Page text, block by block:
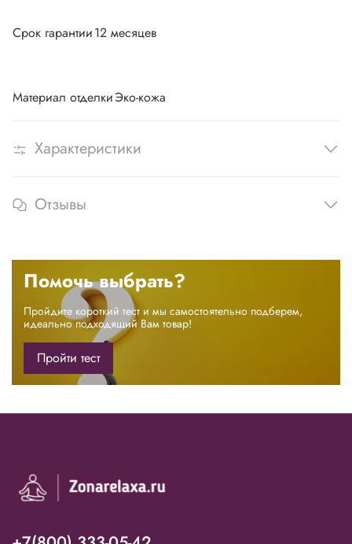
Срок гарантии12 месяцев
Материал отделкиЭко-кожа
Характеристики
Отзывы
Помочь выбрать?
Пройдите короткий тест и мы самостоятельно подберем,
идеально подходящий Вам товар!
Пройти тест